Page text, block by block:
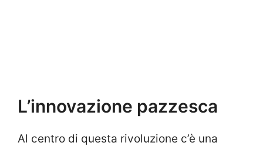
L’innovazione pazzesca
Al centro di questa rivoluzione c’è una